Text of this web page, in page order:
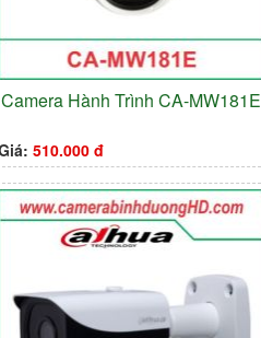
Camera Hành Trình CA-MW181E
510.000 đ